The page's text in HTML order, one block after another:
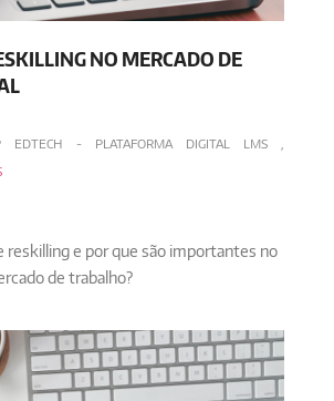
NO MERCADO DE
EDTECH - PLATAFORMA DIGITAL LMS,
reskilling e por que são importantes no
de trabalho?